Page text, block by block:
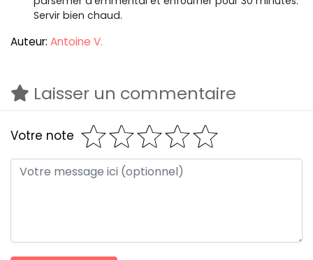
Servir bien chaud.
Auteur: Antoine V.
Laisser un commentaire
Votre note